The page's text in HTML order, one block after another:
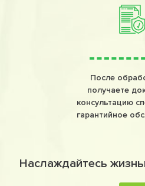
После
получаете
консультацию
гарантийное
Наслаждайтесь